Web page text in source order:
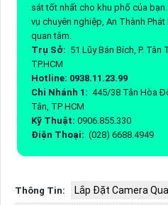
sát tốt nhất cho khu phố của
vụ chuyên nghiệp, An Thành
quan tâm.
Trụ Sở: 51 Lũy Bán Bích, P. Tân
TP.HCM
Hotline: 0938.11.23.99
Chi Nhánh 1: 445/38 Tân Hòa
Tân, TP HCM
Kỹ Thuật: 0906.855.330
Điện Thoại: (028) 6688.4949
Thông Tin: Lắp Đặt Camera